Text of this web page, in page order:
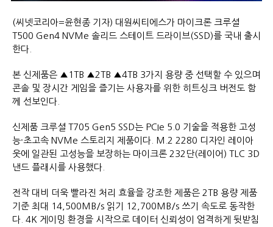
(씨넷코리아=윤현종 기자) 대원씨티에스가 마이크론 크루셜
T500 Gen4 NVMe 솔리드 스테이트 드라이브(SSD)를 국내 출시
한다.
본 신제품은 ▲1TB ▲2TB ▲4TB 3가지 용량 중 선택할 수 있으며
콘솔 및 장시간 게임을 즐기는 사용자를 위한 히트싱크 버전도 함
께 선보인다.
신제품 크루셜 T705 Gen5 SSD는 PCIe 5.0 기술을 적용한 고성
능·초고속 NVMe 스토리지 제품이다. M.2 2280 디자인 레이아
웃에 일관된 고성능을 보장하는 마이크론 232단(레이어) TLC 3D
낸드 플래시를 사용했다.
전작 대비 더욱 빨라진 처리 효율을 강조한 제품은 2TB 용량 제품
기준 최대 14,500MB/s 읽기 12,700MB/s 쓰기 속도로 동작한
다. 4K 게이밍 환경을 시작으로 데이터 신뢰성이 엄격하게 뒷받침